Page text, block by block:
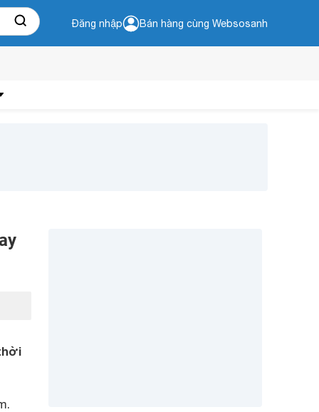
Đăng nhập Bán hàng cùng Websosanh